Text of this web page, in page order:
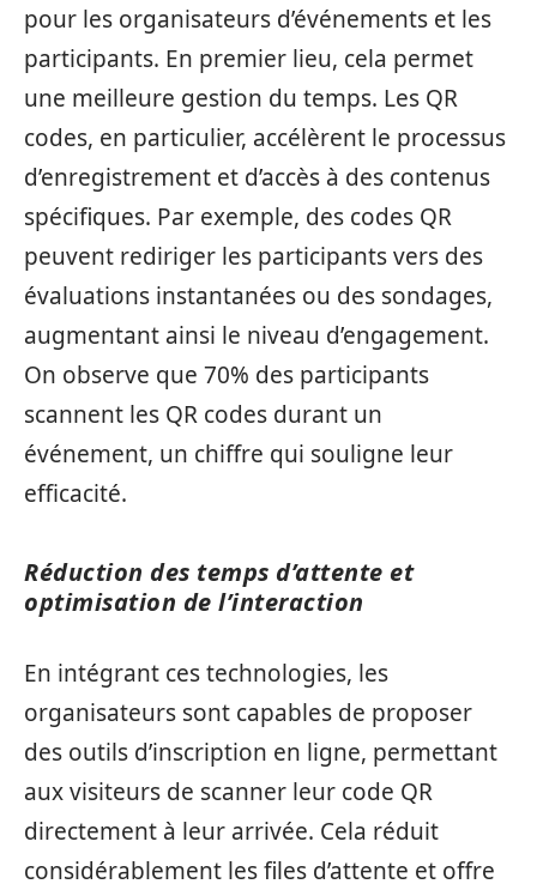
pour les organisateurs d’événements et les
participants. En premier lieu, cela permet
une meilleure gestion du temps. Les QR
codes, en particulier, accélèrent le processus
d’enregistrement et d’accès à des contenus
spécifiques. Par exemple, des codes QR
peuvent rediriger les participants vers des
évaluations instantanées ou des sondages,
augmentant ainsi le niveau d’engagement.
On observe que 70% des participants
scannent les QR codes durant un
événement, un chiffre qui souligne leur
efficacité.
Réduction des temps d’attente et
optimisation de l’interaction
En intégrant ces technologies, les
organisateurs sont capables de proposer
des outils d’inscription en ligne, permettant
aux visiteurs de scanner leur code QR
directement à leur arrivée. Cela réduit
considérablement les files d’attente et offre